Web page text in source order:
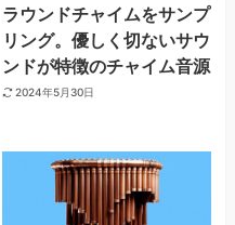
ラウンドチャイムをサンプ
リング。優しく切ないサウ
ンドが特徴のチャイム音源
2024年5月30日